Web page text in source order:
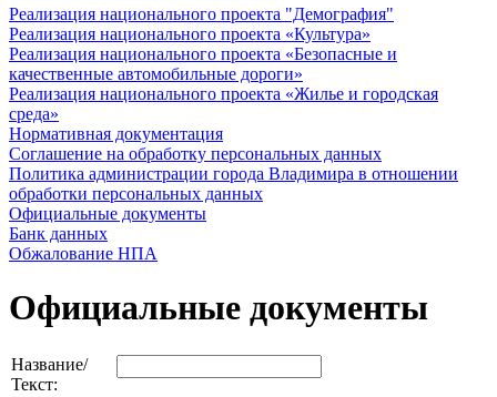
Реализация национального проекта "Демография"
Реализация национального проекта «Культура»
Реализация национального проекта «Безопасные и
качественные автомобильные дороги»
Реализация национального проекта «Жилье и городская
среда»
Нормативная документация
Соглашение на обработку персональных данных
Политика администрации города Владимира в отношении
обработки персональных данных
Официальные документы
Банк данных
Обжалование НПА
Официальные документы
Название/
Текст: